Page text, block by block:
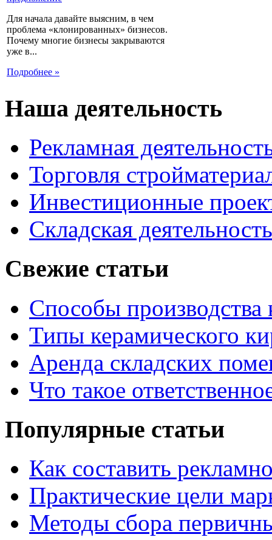
Для начала давайте выясним, в чем
проблема «клонированных» бизнесов.
Почему многие бизнесы закрываются
уже в...
Подробнее »
Наша деятельность
Рекламная
Торговля
Инвестиционные
Складская деятельность
Свежие статьи
Способы производства
Типы керамического
Аренда складских
Что такое
Популярные статьи
Как составить
Практические цели
Методы сбора